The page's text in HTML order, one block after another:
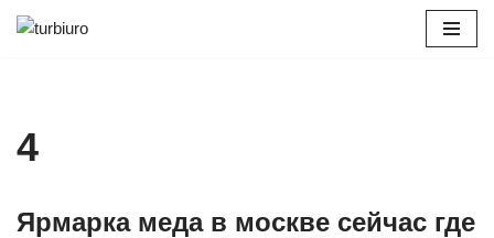
4
Ярмарка меда в москве сейчас где